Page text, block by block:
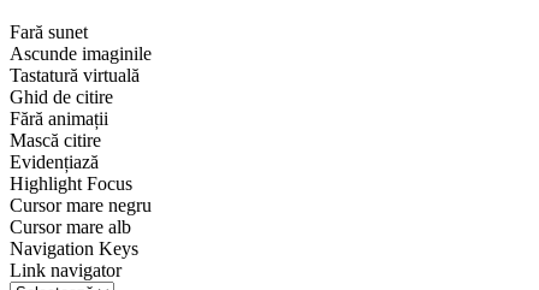
Fară sunet
Ascunde imaginile
Tastatură virtuală
Ghid de citire
Fără animații
Mască citire
Evidențiază
Highlight Focus
Cursor mare negru
Cursor mare alb
Navigation Keys
Link navigator